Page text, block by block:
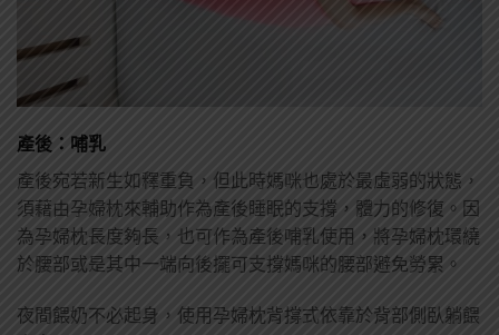
產後：哺乳
產後宛若新生如釋重負，但此時媽咪也處於最虛弱的狀態，
須藉由孕婦枕來輔助作為產後睡眠的支撐，體力的修復。因
為孕婦枕長度夠長，也可作為產後哺乳使用，將孕婦枕環繞
於腰部或是其中一端向後擺可支撐媽咪的腰部避免勞累。
夜間餵奶不必起身，使用孕婦枕背撐式依靠於背部側臥躺餵